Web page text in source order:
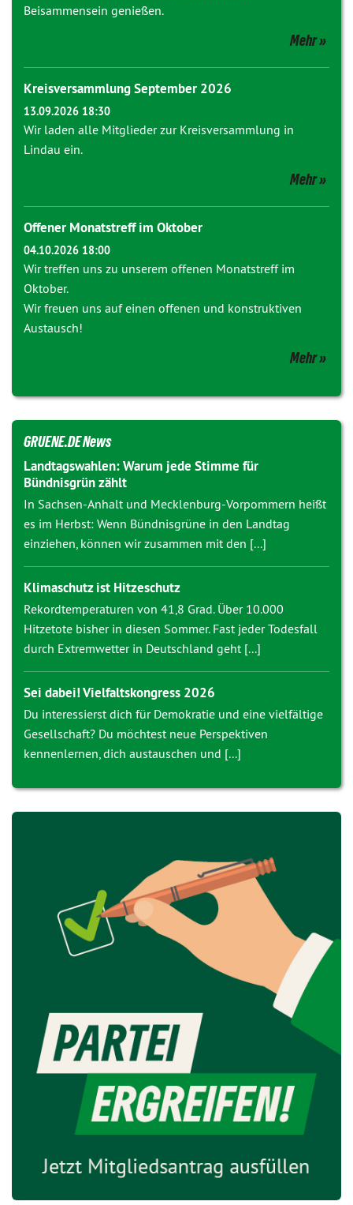
Beisammensein genießen.
Mehr
Kreisversammlung September 2026
13.09.2026 18:30
Wir laden alle Mitglieder zur Kreisversammlung in
Lindau ein.
Mehr
Offener Monatstreff im Oktober
04.10.2026 18:00
Wir treffen uns zu unserem offenen Monatstreff im
Oktober.
Wir freuen uns auf einen offenen und konstruktiven
Austausch!
Mehr
GRUENE.DE News
Landtagswahlen: Warum jede Stimme für
Bündnisgrün zählt
In Sachsen-Anhalt und Mecklenburg-Vorpommern heißt
es im Herbst: Wenn Bündnisgrüne in den Landtag
einziehen, können wir zusammen mit den [...]
Klimaschutz ist Hitzeschutz
Rekordtemperaturen von 41,8 Grad. Über 10.000
Hitzetote bisher in diesen Sommer. Fast jeder Todesfall
durch Extremwetter in Deutschland geht [...]
Sei dabei! Vielfaltskongress 2026
Du interessierst dich für Demokratie und eine vielfältige
Gesellschaft? Du möchtest neue Perspektiven
kennenlernen, dich austauschen und [...]